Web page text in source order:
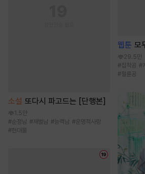
소설 또다시 파고드는 [단행본]
1.5만
#순정남 # 재벌남 #능력남 #운명적사랑
#현대물
웹툰 모
29.5만
#집착공 #
#절륜공